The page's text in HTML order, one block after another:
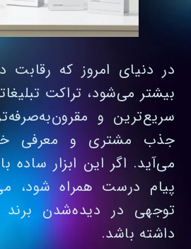
در دنیای امروز که رقابت
بیشتر می‌شود، تراکت
سریع‌ترین و
جذب مشتری و معرفی
می‌آید. اگر این ابزار ساده
پیام درست همراه شود،
توجهی در دیده‌شدن
داشته باشد.